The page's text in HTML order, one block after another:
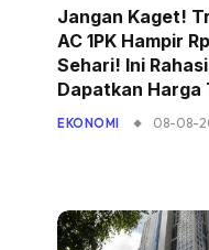
Jangan Kaget!
AC 1PK Hampir
Sehari! Ini
Dapatkan Harga
EKONOMI 08-08-